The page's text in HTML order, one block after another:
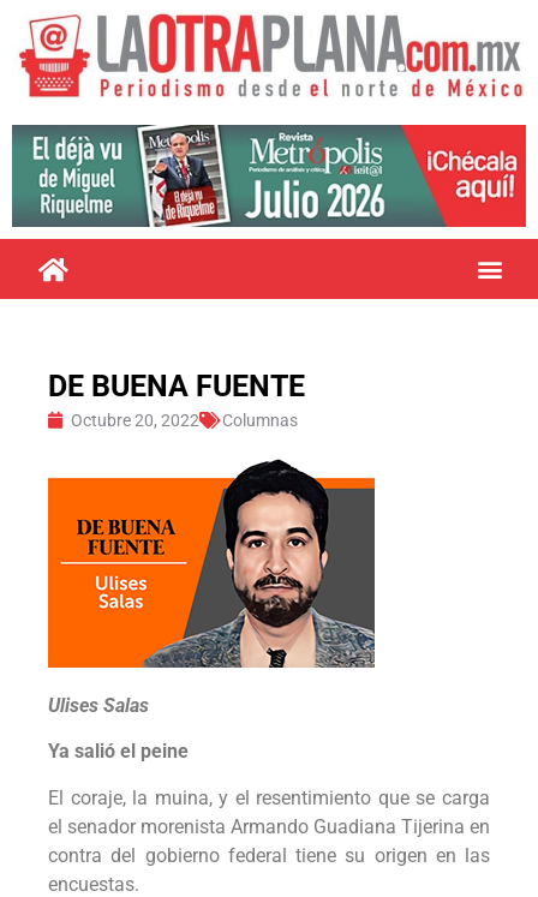
DE BUENA FUENTE
Octubre 20, 2022 Columnas
Ulises Salas
Ya salió el peine
El coraje, la muina, y el resentimiento que se carga
el senador morenista Armando Guadiana Tijerina en
contra del gobierno federal tiene su origen en las
encuestas.